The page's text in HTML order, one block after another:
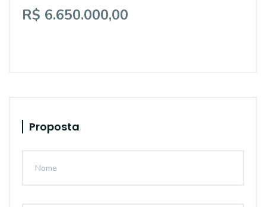
R$ 6.650.000,00
Proposta